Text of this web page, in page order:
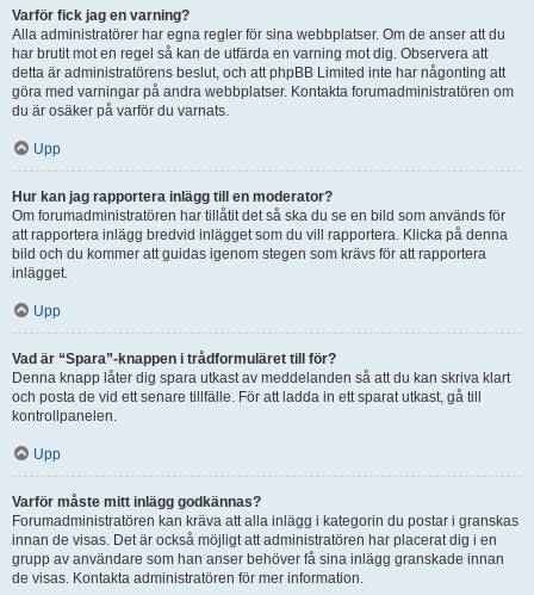
Varför fick jag en varning?
Alla administratörer har egna regler för sina webbplatser. Om de anser att du
har brutit mot en regel så kan de utfärda en varning mot dig. Observera att
detta är administratörens beslut, och att phpBB Limited inte har någonting att
göra med varningar på andra webbplatser. Kontakta forumadministratören om
du är osäker på varför du varnats.
Upp
Hur kan jag rapportera inlägg till en moderator?
Om forumadministratören har tillåtit det så ska du se en bild som används för
att rapportera inlägg bredvid inlägget som du vill rapportera. Klicka på denna
bild och du kommer att guidas igenom stegen som krävs för att rapportera
inlägget.
Upp
Vad är “Spara”-knappen i trådformuläret till för?
Denna knapp låter dig spara utkast av meddelanden så att du kan skriva klart
och posta de vid ett senare tillfälle. För att ladda in ett sparat utkast, gå till
kontrollpanelen.
Upp
Varför måste mitt inlägg godkännas?
Forumadministratören kan kräva att alla inlägg i kategorin du postar i granskas
innan de visas. Det är också möjligt att administratören har placerat dig i en
grupp av användare som han anser behöver få sina inlägg granskade innan
de visas. Kontakta administratören för mer information.